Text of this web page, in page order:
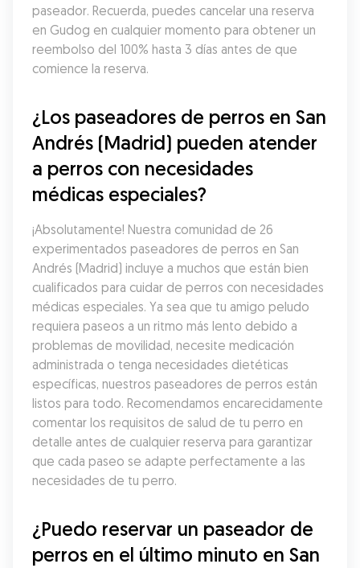
paseador. Recuerda, puedes cancelar una reserva
en Gudog en cualquier momento para obtener un
reembolso del 100% hasta 3 días antes de que
comience la reserva.
¿Los paseadores de perros en San
Andrés (Madrid) pueden atender
a perros con necesidades
médicas especiales?
¡Absolutamente! Nuestra comunidad de 26
experimentados paseadores de perros en San
Andrés (Madrid) incluye a muchos que están bien
cualificados para cuidar de perros con necesidades
médicas especiales. Ya sea que tu amigo peludo
requiera paseos a un ritmo más lento debido a
problemas de movilidad, necesite medicación
administrada o tenga necesidades dietéticas
específicas, nuestros paseadores de perros están
listos para todo. Recomendamos encarecidamente
comentar los requisitos de salud de tu perro en
detalle antes de cualquier reserva para garantizar
que cada paseo se adapte perfectamente a las
necesidades de tu perro.
¿Puedo reservar un paseador de
perros en el último minuto en San